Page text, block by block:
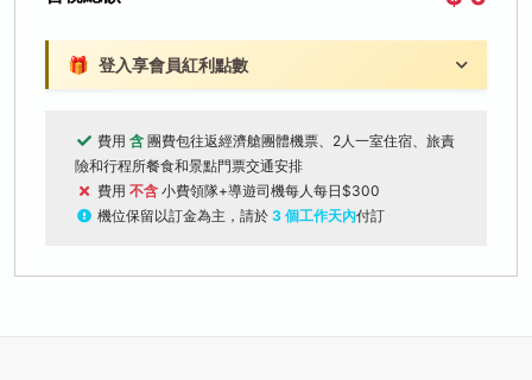
🎁 登入享會員紅利點數
費用 含 團費包往返經濟艙團體機票、2人一室住宿、旅責
險和行程所餐食和景點門票交通安排
費用 不含 小費領隊+導遊司機每人每日$300
機位保留以訂金為主，請於 3 個工作天內付訂